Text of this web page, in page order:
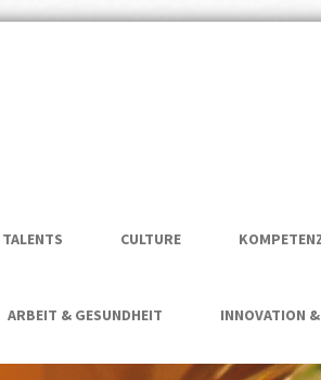
von
–
CULTURE
ARBEIT & GESUNDHEIT INNOVATION